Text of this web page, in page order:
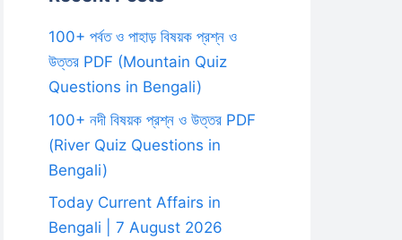
100+ পর্বত ও পাহাড় বিষয়ক প্রশ্ন ও
উত্তর PDF (Mountain Quiz
Questions in Bengali)
100+ নদী বিষয়ক প্রশ্ন ও উত্তর PDF
(River Quiz Questions in
Bengali)
Today Current Affairs in
Bengali | 7 August 2026